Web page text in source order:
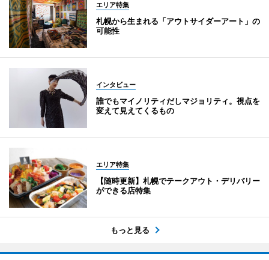
エリア特集
札幌から生まれる「アウトサイダーアート」の
可能性
インタビュー
誰でもマイノリティだしマジョリティ。視点を
変えて見えてくるもの
エリア特集
【随時更新】札幌でテークアウト・デリバリー
ができる店特集
もっと見る